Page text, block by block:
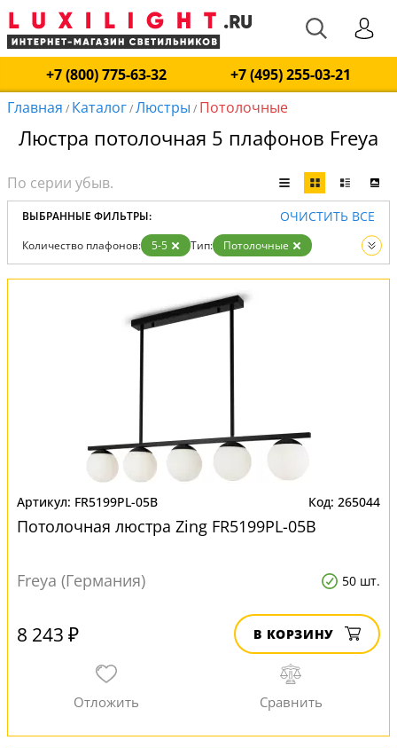
+7 (800) 775-63-32
+7 (495) 255-03-21
Главная / Каталог/Люстры / Потолочные
Люстра потолочная 5 плафонов Freya
ВЫБРАННЫЕ ФИЛЬТРЫ: ОЧИСТИТЬ ВСЕ
Количество плафонов: 5-5 Тип:
Потолочные
Вид:
Люстры
FR5199PL-05B 265044
Потолочная люстра Zing FR5199PL-05B
Freya (Германия) 50 шт.
8 243 ₽ В КОРЗИНУ